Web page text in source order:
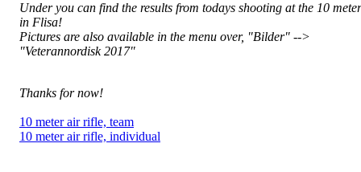
Under you can find the results from todays shooting at the 10 meter
in Flisa!
Pictures are also available in the menu over, "Bilder" -->
"Veterannordisk 2017"
Thanks for now!
10 meter air rifle, team
10 meter air rifle, individual